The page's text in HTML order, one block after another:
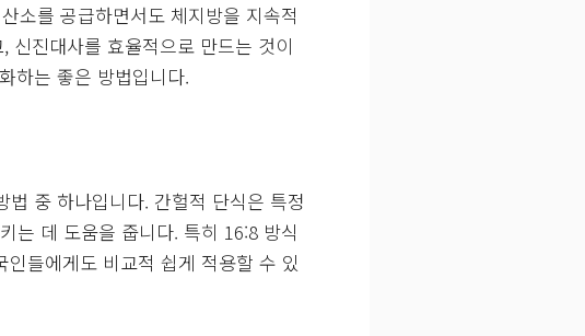
소를 공급하면서도 체지방을 지속적
신진대사를 효율적으로 만드는 것이
하는 좋은 방법입니다.
중 하나입니다. 간헐적 단식은 특정
는 데 도움을 줍니다. 특히 16:8 방식
들에게도 비교적 쉽게 적용할 수 있